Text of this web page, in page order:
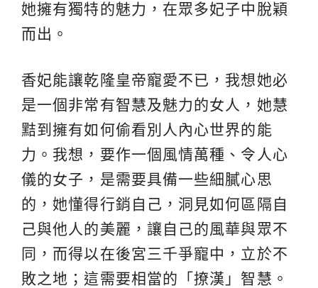
她擁有獨特的魅力，在眾多妃子中脫穎
而出。
香妃能讓乾隆皇帝寵愛不已，我想她必
是一個非常有智慧及魅力的女人，她慧
黠到擁有如何偷看別人內心世界的能
力。我想，要作一個風情萬種、令人心
儀的女子，是需要具備一些細膩心思
的，她懂得行銷自己，洞見如何區隔自
己與他人的美麗，讓自己的風華與眾不
同，而得以在後宮三千爭寵中，立於不
敗之地；這需要相當的「撩漢」智慧。